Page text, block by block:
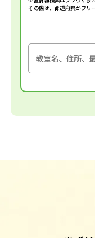
その際は、都道府県かフリ